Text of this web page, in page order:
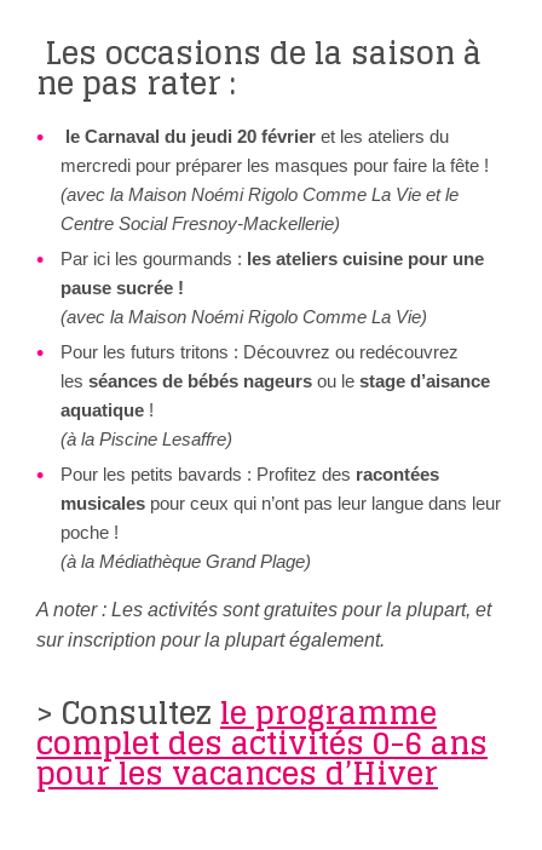
Les occasions de la saison à
ne pas rater :
le Carnaval du jeudi 20 février et les ateliers du
mercredi pour préparer les masques pour faire la fête !
(avec la Maison Noémi Rigolo Comme La Vie et le
Centre Social Fresnoy-Mackellerie)
Par ici les gourmands : les ateliers cuisine pour une
pause sucrée !
(avec la Maison Noémi Rigolo Comme La Vie)
Pour les futurs tritons : Découvrez ou redécouvrez
les séances de bébés nageurs ou le stage d’aisance
aquatique !
(à la Piscine Lesaffre)
Pour les petits bavards : Profitez des racontées
musicales pour ceux qui n’ont pas leur langue dans leur
poche !
(à la Médiathèque Grand Plage)
A noter : Les activités sont gratuites pour la plupart, et
sur inscription pour la plupart également.
> Consultezle programme
complet des activités 0-6 ans
pour les vacances d’Hiver